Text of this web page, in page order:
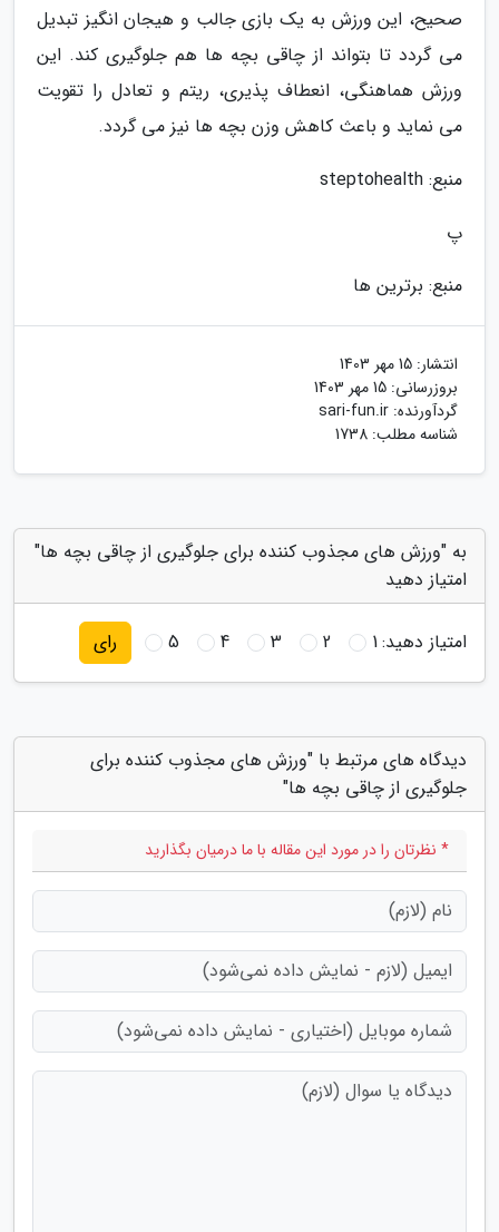
صحیح، این ورزش به یک بازی جالب و هیجان انگیز تبدیل
می گردد تا بتواند از چاقی بچه ها هم جلوگیری کند. این
ورزش هماهنگی، انعطاف پذیری، ریتم و تعادل را تقویت
می نماید و باعث کاهش وزن بچه ها نیز می گردد.
منبع: steptohealth
پ
منبع: برترین ها
انتشار: 15 مهر 1403
بروزرسانی: 15 مهر 1403
گردآورنده: sari-fun.ir
شناسه مطلب: 1738
به "ورزش های مجذوب کننده برای جلوگیری از چاقی بچه ها"
امتیاز دهید
امتیاز دهید:1
2
3
4
5 رای
دیدگاه های مرتبط با "ورزش های مجذوب کننده برای
جلوگیری از چاقی بچه ها"
* نظرتان را در مورد این مقاله با ما درمیان بگذارید